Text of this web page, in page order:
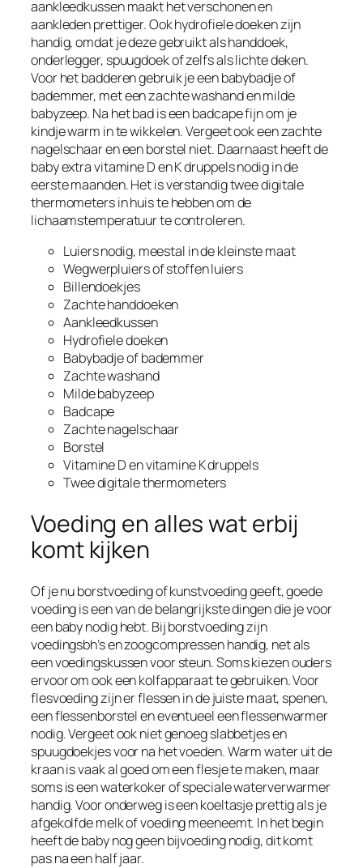
aankleedkussen maakt het verschonen en
aankleden prettiger. Ook hydrofiele doeken zijn
handig, omdat je deze gebruikt als handdoek,
onderlegger, spuugdoek of zelfs als lichte deken.
Voor het badderen gebruik je een babybadje of
bademmer, met een zachte washand en milde
babyzeep. Na het bad is een badcape fijn om je
kindje warm in te wikkelen. Vergeet ook een zachte
nagelschaar en een borstel niet. Daarnaast heeft de
baby extra vitamine D en K druppels nodig in de
eerste maanden. Het is verstandig twee digitale
thermometers in huis te hebben om de
lichaamstemperatuur te controleren.
Luiers nodig, meestal in de kleinste maat
Wegwerpluiers of stoffen luiers
Billendoekjes
Zachte handdoeken
Aankleedkussen
Hydrofiele doeken
Babybadje of bademmer
Zachte washand
Milde babyzeep
Badcape
Zachte nagelschaar
Borstel
Vitamine D en vitamine K druppels
Twee digitale thermometers
Voeding en alles wat erbij
komt kijken
Of je nu borstvoeding of kunstvoeding geeft, goede
voeding is een van de belangrijkste dingen die je voor
een baby nodig hebt. Bij borstvoeding zijn
voedingsbh’s en zoogcompressen handig, net als
een voedingskussen voor steun. Soms kiezen ouders
ervoor om ook een kolfapparaat te gebruiken. Voor
flesvoeding zijn er flessen in de juiste maat, spenen,
een flessenborstel en eventueel een flessenwarmer
nodig. Vergeet ook niet genoeg slabbetjes en
spuugdoekjes voor na het voeden. Warm water uit de
kraan is vaak al goed om een flesje te maken, maar
soms is een waterkoker of speciale waterverwarmer
handig. Voor onderweg is een koeltasje prettig als je
afgekolfde melk of voeding meeneemt. In het begin
heeft de baby nog geen bijvoeding nodig, dit komt
pas na een half jaar.